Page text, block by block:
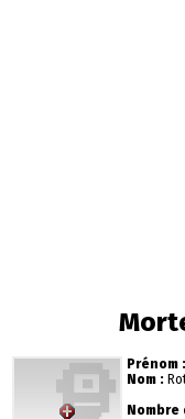
Prénom :
Nom :